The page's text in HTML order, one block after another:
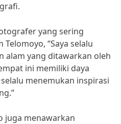
yang sering
“Saya selalu
alam yang ditawarkan oleh
ini memiliki daya
menemukan inspirasi
juga menawarkan